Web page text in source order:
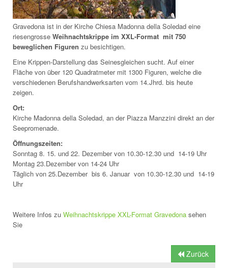
Gravedona ist in der Kirche Chiesa Madonna della Soledad eine
riesengrosse Weihnachtskrippe im XXL-Format mit 750
beweglichen Figuren zu besichtigen.
Eine Krippen-Darstellung das Seinesgleichen sucht. Auf einer
Fläche von über 120 Quadratmeter mit 1300 Figuren, welche die
verschiedenen Berufshandwerksarten vom 14.Jhrd. bis heute
zeigen.
Ort:
Kirche Madonna della Soledad, an der Piazza Manzzini direkt an der
Seepromenade.
Öffnungszeiten:
Sonntag 8. 15. und 22. Dezember von 10.30-12.30 und 14-19 Uhr
Montag 23.Dezember von 14-24 Uhr
Täglich von 25.Dezember bis 6. Januar von 10.30-12.30 und 14-19
Uhr
Weitere Infos zu Weihnachtskrippe XXL-Format Gravedona sehen
Sie
Zurück